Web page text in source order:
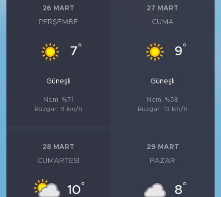
26 MART
PERŞEMBE
7°
Güneşli
Nem: %71
Rüzgar: 9 km/h
27 MART
CUMA
9°
Güneşli
Nem: %58
Rüzgar: 13 km/h
28 MART
CUMARTESI
10°
29 MART
PAZAR
8°